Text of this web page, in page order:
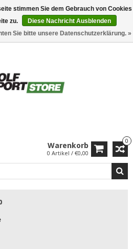
0
Warenkorb
0 Artikel / €0,00
stimmen Sie dem Gebrauch von Cookies
zu.
Diese Nachricht Ausblenden
Sie bitte unsere Datenschutzerklärung. »